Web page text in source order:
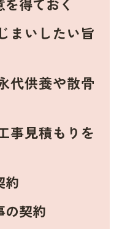
まいしたい旨
代供養や散骨
事見積もりを
約
の契約